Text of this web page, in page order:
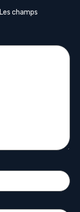
Les champs